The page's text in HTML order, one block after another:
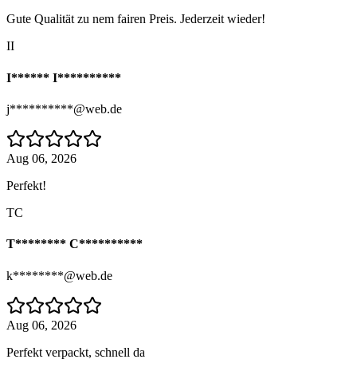
Gute Qualität zu nem fairen Preis. Jederzeit wieder!
II
I****** I**********
j**********@web.de
Aug 06, 2026
Perfekt!
TC
T******** C**********
k********@web.de
Aug 06, 2026
Perfekt verpackt, schnell da